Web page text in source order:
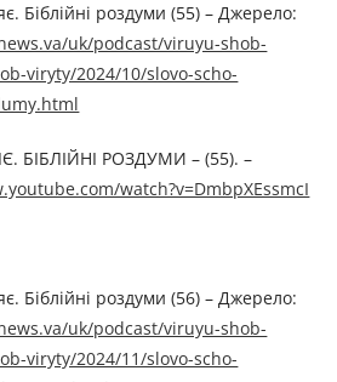
Біблійні роздуми (55) – Джерелo:
uk/podcast/viruyu-shob-
viryty/2024/10/slovo-scho-
РОЗДУМИ – (55). –
watch?v=DmbpXEssmcI
Біблійні роздуми (56) – Джерелo:
uk/podcast/viruyu-shob-
viryty/2024/11/slovo-scho-